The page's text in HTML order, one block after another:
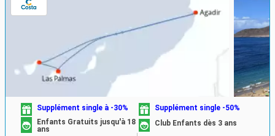
Rechercher
Supplément single à -30%
Supplément single -50%
Enfants Gratuits jusqu'à 18
ans
Club Enfants dès 3 ans